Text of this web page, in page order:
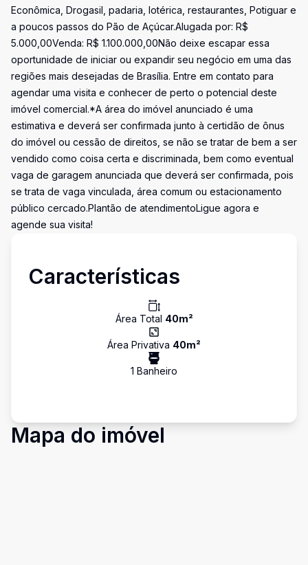
Econômica, Drogasil, padaria, lotérica, restaurantes, Potiguar e
a poucos passos do Pão de Açúcar.Alugada por: R$
5.000,00Venda: R$ 1.100.000,00Não deixe escapar essa
oportunidade de iniciar ou expandir seu negócio em uma das
regiões mais desejadas de Brasília. Entre em contato para
agendar uma visita e conhecer de perto o potencial deste
imóvel comercial.*A área do imóvel anunciado é uma
estimativa e deverá ser confirmada junto à certidão de ônus
do imóvel ou cessão de direitos, se não se tratar de bem a ser
vendido como coisa certa e discriminada, bem como eventual
vaga de garagem anunciada que deverá ser confirmada, pois
se trata de vaga vinculada, área comum ou estacionamento
público cercado.Plantão de atendimentoLigue agora e
agende sua visita!
Características
Área Total 40m²
Área Privativa 40m²
1 Banheiro
Mapa do imóvel